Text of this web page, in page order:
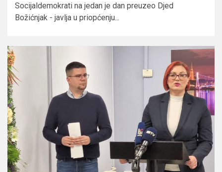
Socijaldemokrati na jedan je dan preuzeo Djed
Božićnjak - javlja u priopćenju...